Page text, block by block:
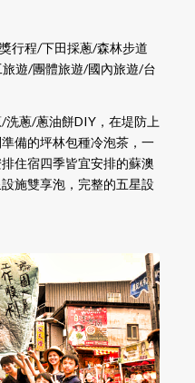
行程/下田採蔥/森林步道
遊/團體旅遊/國內旅遊/台
洗蔥/蔥油餅DIY，在堤防上
備的坪林包種冷泡茶，一
住宿四季皆宜安排的蘇澳
施雙享泡，完整的五星設